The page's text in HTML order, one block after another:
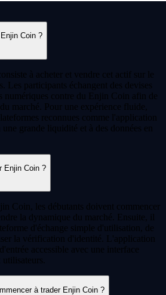
Coin ?
à acheter et vendre cet actif sur le
Les participants échangent des devises
numériques contre du Enjin Coin afin de
marché. Pour une expérience fluide,
reconnues comme l'application
grande liquidité et à des données en
Enjin Coin ?
Coin, les débutants doivent commencer
la dynamique du marché. Ensuite, il
d'échange simple d'utilisation, de
la vérification d'identité. L'application
accessible avec une interface
à trader Enjin Coin ?